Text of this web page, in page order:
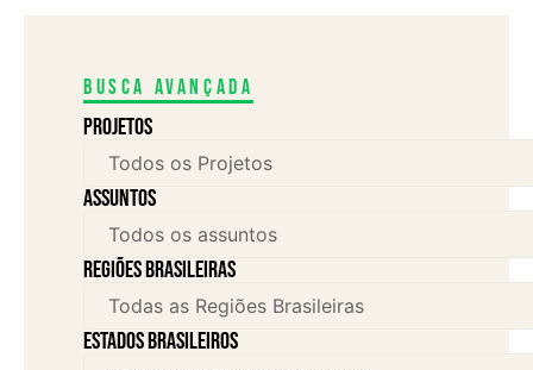
Busca avançada
Projetos
assuntos
Regiões brasileiras
Estados brasileiros